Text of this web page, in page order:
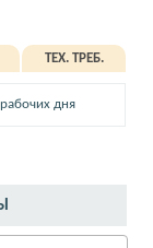
ТЕХ. ТРЕБ.
дня